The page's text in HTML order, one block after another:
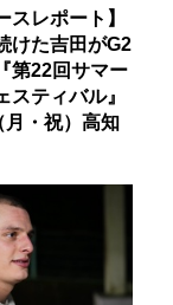
スレポート】
けた吉田がG2
第22回サマー
スティバル』
月・祝）高知